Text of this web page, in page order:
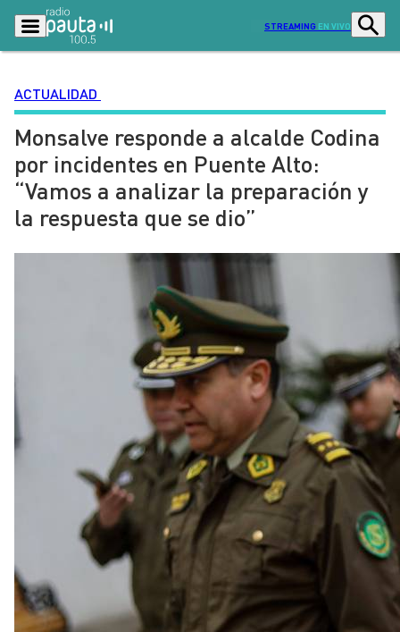
STREAMING EN VIVO
Podcasts Programas
Lo Último Actualidad
Ciudad Economía
Radio en vivo
Entretención y Cultura
Dato en Pauta
Contenido Patrocinado
ACTUALIDAD
Monsalve responde a alcalde Codina
por incidentes en Puente Alto:
“Vamos a analizar la preparación y
la respuesta que se dio”